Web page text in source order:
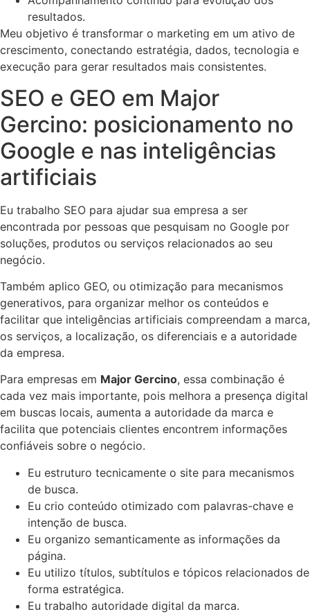
resultados.
Meu objetivo é transformar o marketing em um ativo de
crescimento, conectando estratégia, dados, tecnologia e
execução para gerar resultados mais consistentes.
SEO e GEO em Major
Gercino: posicionamento no
Google e nas inteligências
artificiais
Eu trabalho SEO para ajudar sua empresa a ser
encontrada por pessoas que pesquisam no Google por
soluções, produtos ou serviços relacionados ao seu
negócio.
Também aplico GEO, ou otimização para mecanismos
generativos, para organizar melhor os conteúdos e
facilitar que inteligências artificiais compreendam a marca,
os serviços, a localização, os diferenciais e a autoridade
da empresa.
Para empresas em Major Gercino, essa combinação é
cada vez mais importante, pois melhora a presença digital
em buscas locais, aumenta a autoridade da marca e
facilita que potenciais clientes encontrem informações
confiáveis sobre o negócio.
Eu estruturo tecnicamente o site para mecanismos
de busca.
Eu crio conteúdo otimizado com palavras-chave e
intenção de busca.
Eu organizo semanticamente as informações da
página.
Eu utilizo títulos, subtítulos e tópicos relacionados de
forma estratégica.
Eu trabalho autoridade digital da marca.